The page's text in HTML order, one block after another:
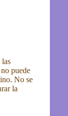
las
puede
No se
la